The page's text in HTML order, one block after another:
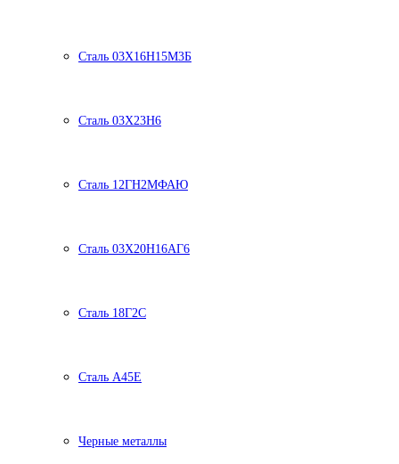
Сталь 03Х16Н15М3Б
Сталь 03Х23Н6
Сталь 12ГН2МФАЮ
Сталь 03Х20Н16АГ6
Сталь 18Г2С
Сталь А45Е
Черные металлы